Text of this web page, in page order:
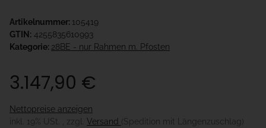
Artikelnummer: 105419
GTIN: 4255835610993
Kategorie: 28BE - nur Rahmen m. Pfosten
3.147,90 €
Nettopreise anzeigen
inkl. 19% USt. , zzgl. Versand (Spedition mit Längenzuschlag)